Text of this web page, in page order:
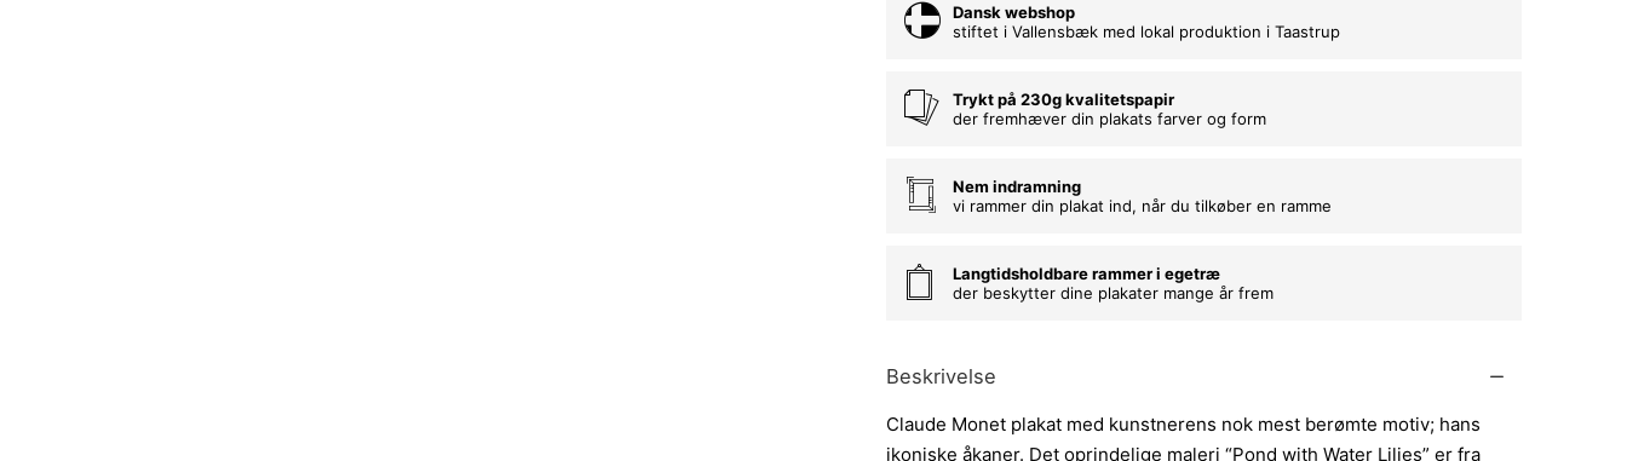
Dansk webshop
stiftet i Vallensbæk med lokal produktion i Taastrup
Trykt på 230g kvalitetspapir
der fremhæver din plakats farver og form
Nem indramning
vi rammer din plakat ind, når du tilkøber en ramme
Langtidsholdbare rammer i egetræ
der beskytter dine plakater mange år frem
Beskrivelse
Claude Monet plakat med kunstnerens nok mest berømte motiv; hans
ikoniske åkaner. Det oprindelige maleri “Pond with Water Lilies” er fra